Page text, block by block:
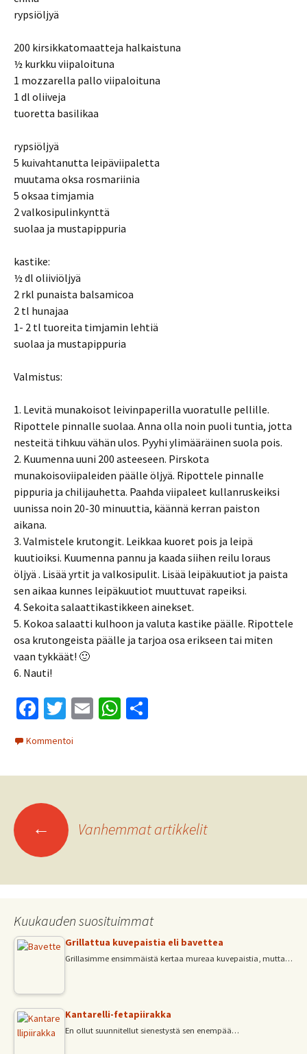
rypsiöljyä
200 kirsikkatomaatteja halkaistuna
½ kurkku viipaloituna
1 mozzarella pallo viipaloituna
1 dl oliiveja
tuoretta basilikaa
rypsiöljyä
5 kuivahtanutta leipäviipaletta
muutama oksa rosmariinia
5 oksaa timjamia
2 valkosipulinkynttä
suolaa ja mustapippuria
kastike:
½ dl oliiviöljyä
2 rkl punaista balsamicoa
2 tl hunajaa
1- 2 tl tuoreita timjamin lehtiä
suolaa ja mustapippuria
Valmistus:
1. Levitä munakoisot leivinpaperilla vuoratulle pellille.
Ripottele pinnalle suolaa. Anna olla noin puoli tuntia, jotta
nesteitä tihkuu vähän ulos. Pyyhi ylimääräinen suola pois.
2. Kuumenna uuni 200 asteeseen. Pirskota
munakoisoviipaleiden päälle öljyä. Ripottele pinnalle
pippuria ja chilijauhetta. Paahda viipaleet kullanruskeiksi
uunissa noin 20-30 minuuttia, käännä kerran paiston
aikana.
3. Valmistele krutongit. Leikkaa kuoret pois ja leipä
kuutioiksi. Kuumenna pannu ja kaada siihen reilu loraus
öljyä . Lisää yrtit ja valkosipulit. Lisää leipäkuutiot ja paista
sen aikaa kunnes leipäkuutiot muuttuvat rapeiksi.
4. Sekoita salaattikastikkeen ainekset.
5. Kokoa salaatti kulhoon ja valuta kastike päälle. Ripottele
osa krutongeista päälle ja tarjoa osa erikseen tai miten
vaan tykkäät! 🙂
6. Nauti!
Fa
b
o
o
T
wi
tt
er
E
l
W
sA e
Kommentoi
Artikkelien
selaus
← Vanhemmat artikkelit
Kuukauden suosituimmat
Grillattua kuvepaistia eli bavettea
Grillasimme ensimmäistä kertaa mureaa kuvepaistia, mutta…
Kantarelli-fetapiirakka
En ollut suunnitellut sienestystä sen enempää…